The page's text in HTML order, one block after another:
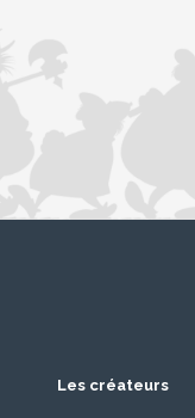
Les créateurs